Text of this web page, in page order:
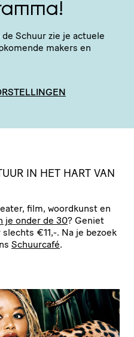
Schuur zie je actuele
makers en
IN HET HART VAN
film, woordkunst en
je onder de 30? Geniet
€11,-. Na je bezoek
Schuurcafé.